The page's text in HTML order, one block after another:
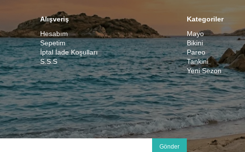
Alışveriş
Hesabım
Sepetim
İptal İade Koşulları
S.S.S
Kategoriler
Mayo
Bikini
Pareo
Tankini
Yeni Sezon
Gönder